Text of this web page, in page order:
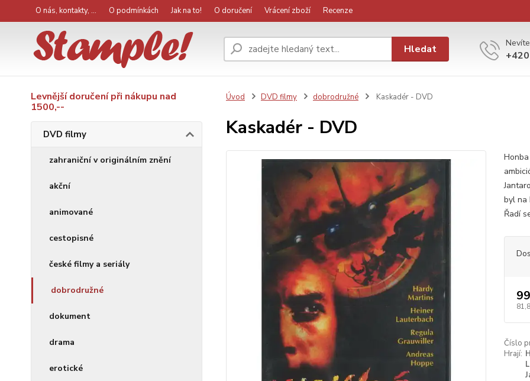
O nás, kontakty, ... O podmínkách Jak na to! O doručení Vrácení zboží Recenze
Hledat
Levnější doručení při nákupu nad
1500,--
DVD filmy
zahraniční v originálním znění
akční
animované
cestopisné
české filmy a seriály
dobrodružné
dokument
drama
erotické
Úvod DVD filmy dobrodružné Kaskadér - DVD
Kaskadér - DVD
byl na
Řadí
Číslo
Hrají: